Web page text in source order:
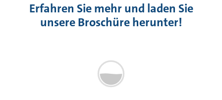
Erfahren Sie mehr und laden Sie
unsere Broschüre herunter!